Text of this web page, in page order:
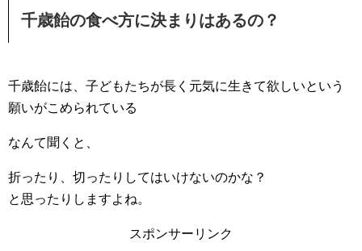
千歳飴の食べ方に決まりはあるの？
千歳飴には、子どもたちが長く元気に生きて欲しいという
願いがこめられている
なんて聞くと、
折ったり、切ったりしてはいけないのかな？
と思ったりしますよね。
スポンサーリンク